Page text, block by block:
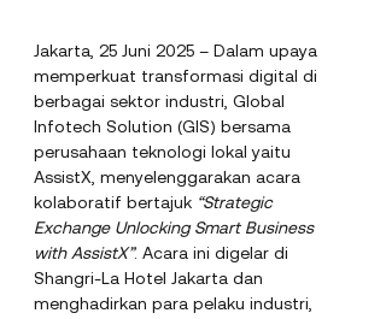
Jakarta, 25 Juni 2025 – Dalam upaya
memperkuat transformasi digital di
berbagai sektor industri, Global
Infotech Solution (GIS) bersama
perusahaan teknologi lokal yaitu
AssistX, menyelenggarakan acara
kolaboratif bertajuk “Strategic
Exchange Unlocking Smart Business
with AssistX”. Acara ini digelar di
Shangri-La Hotel Jakarta dan
menghadirkan para pelaku industri,